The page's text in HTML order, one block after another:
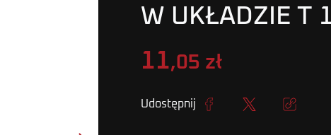
W UKŁADZIE T
11,05 zł
Udostępnij